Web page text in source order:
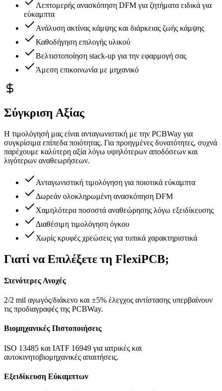
Λεπτομερής ανασκόπηση DFM για ζητήματα ειδικά για
εύκαμπτα
Ανάλυση ακτίνας κάμψης και διάρκειας ζωής κάμψης
Καθοδήγηση επιλογής υλικού
Βελτιστοποίηση stack-up για την εφαρμογή σας
Άμεση επικοινωνία με μηχανικό
Σύγκριση Αξίας
Η τιμολόγησή μας είναι ανταγωνιστική με την PCBWay για
συγκρίσιμα επίπεδα ποιότητας. Για προηγμένες δυνατότητες, συχνά
παρέχουμε καλύτερη αξία λόγω υψηλότερων αποδόσεων και
λιγότερων αναθεωρήσεων.
Ανταγωνιστική τιμολόγηση για ποιοτικά εύκαμπτα
Δωρεάν ολοκληρωμένη ανασκόπηση DFM
Χαμηλότερα ποσοστά αναθεώρησης λόγω εξειδίκευσης
Διαθέσιμη τιμολόγηση όγκου
Χωρίς κρυφές χρεώσεις για τυπικά χαρακτηριστικά
Γιατί να Επιλέξετε τη FlexiPCB;
Στενότερες Ανοχές
2/2 mil αγωγός/διάκενο και ±5% έλεγχος αντίστασης υπερβαίνουν
τις προδιαγραφές της PCBWay.
Βιομηχανικές Πιστοποιήσεις
ISO 13485 και IATF 16949 για ιατρικές και
αυτοκινητοβιομηχανικές απαιτήσεις.
Εξειδίκευση Εύκαμπτων